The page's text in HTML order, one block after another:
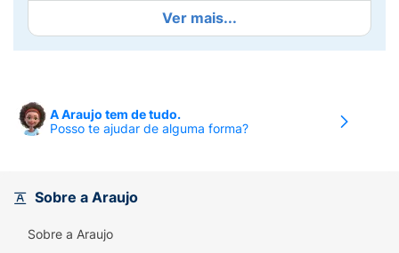
Agite antes de usar para garantir a
homogeneidade da solução e aplique nas
áreas afetadas. É uma escolha prática e
Garanta a saúde da sua pele com esta
Ver mais...
A Araujo tem de tudo.
Posso te ajudar de alguma forma?
Sobre a Araujo
Sobre a Araujo